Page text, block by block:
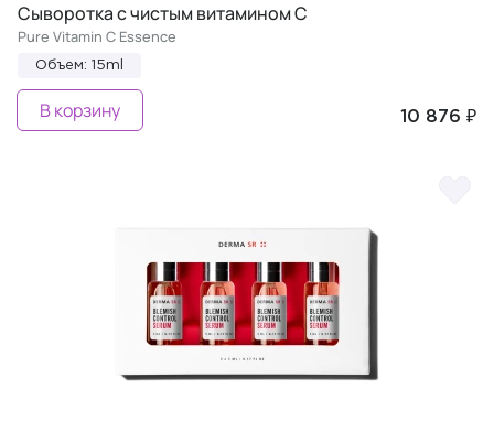
Сыворотка с чистым витамином C
Pure Vitamin C Essence
Объем: 15ml
10 876 ₽
В корзину